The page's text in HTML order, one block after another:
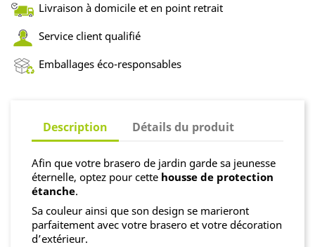
Livraison à domicile et en point retrait
Service client qualifié
Emballages éco-responsables
Description Détails du produit
Afin que votre brasero de jardin garde sa jeunesse
éternelle, optez pour cette housse de protection
étanche.
Sa couleur ainsi que son design se marieront
parfaitement avec votre brasero et votre décoration
d’extérieur.